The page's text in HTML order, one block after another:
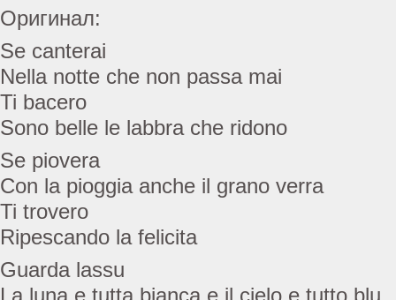
Оригинал:
Se canterai
Nella notte che non passa mai
Ti bacero
Sono belle le labbra che ridono
Se piovera
Con la pioggia anche il grano verra
Ti trovero
Ripescando la felicita
Guarda lassu
La luna e tutta bianca e il cielo e tutto blu